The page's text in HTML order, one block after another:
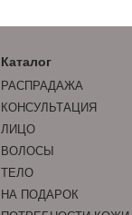
Каталог
РАСПРАДАЖА
КОНСУЛЬТАЦИЯ
ЛИЦО
ВОЛОСЫ
ТЕЛО
НА ПОДАРОК